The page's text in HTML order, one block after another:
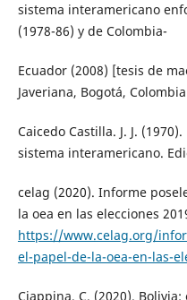
sistema interamericano
(1978-86) y de Colombia-
Ecuador (2008) [tesis de
Javeriana, Bogotá,
Caicedo Castilla. J. J.
sistema interamericano.
celag (2020). Informe
la oea en las elecciones
https://www.celag.org/
el-papel-de-la-oea-en-las-
Ciappina, C. (2020).